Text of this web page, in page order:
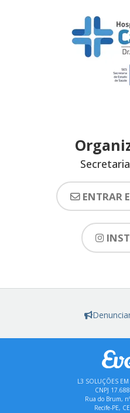
ENTRAR
L3 SOLUÇÕES
CNPJ
Rua do Brum,
Recife-PE,